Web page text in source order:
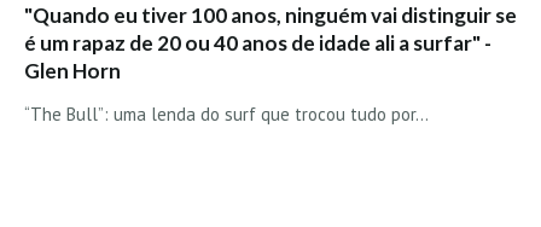
"Quando eu tiver 100 anos, ninguém vai distinguir se
é um rapaz de 20 ou 40 anos de idade ali a surfar" -
Glen Horn
“The Bull”: uma lenda do surf que trocou tudo por…